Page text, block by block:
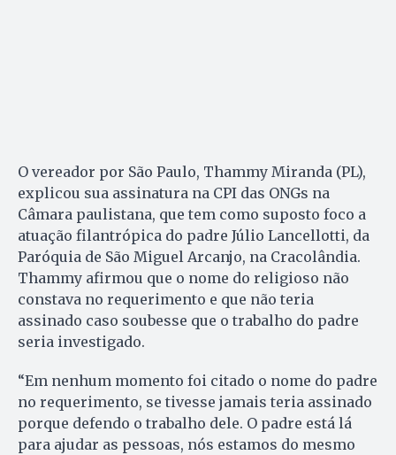
O vereador por São Paulo, Thammy Miranda (PL),
explicou sua assinatura na CPI das ONGs na
Câmara paulistana, que tem como suposto foco a
atuação filantrópica do padre Júlio Lancellotti, da
Paróquia de São Miguel Arcanjo, na Cracolândia.
Thammy afirmou que o nome do religioso não
constava no requerimento e que não teria
assinado caso soubesse que o trabalho do padre
seria investigado.
“Em nenhum momento foi citado o nome do padre
no requerimento, se tivesse jamais teria assinado
porque defendo o trabalho dele. O padre está lá
para ajudar as pessoas, nós estamos do mesmo